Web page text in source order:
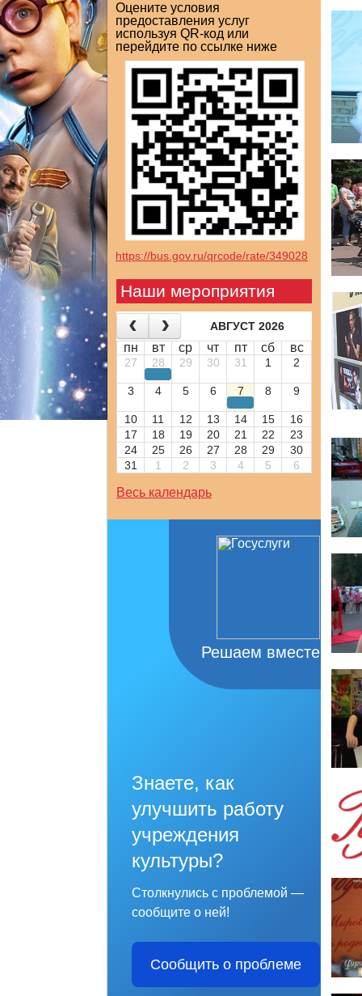
Оцените условия
предоставления услуг
используя QR-код или
перейдите по ссылке ниже
https://bus.gov.ru/qrcode/rate/349028
Наши мероприятия
АВГУСТ 2026
пн вт ср чт пт сб вс
27 28 29 30 31 1 2
3 4 5 6 7 8 9
10 11 12 13 14 15
16
17
18 19 20 21 22
23
24
25 26 27 28 29
30
31
1 2 3 4 5 6
Весь календарь
Решаем вместе
Знаете, как
улучшить работу
учреждения
культуры?
Столкнулись с проблемой —
сообщите о ней!
Сообщить о проблеме